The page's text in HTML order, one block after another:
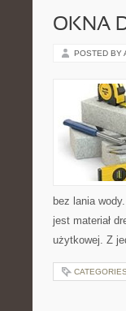
OKNA
POSTED BY
bez lania
jest materiał
użytkowej. Z